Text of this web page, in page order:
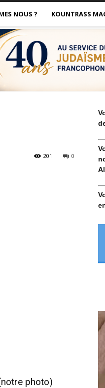
NOUS ? KOUNTRASS
0
201
photo)